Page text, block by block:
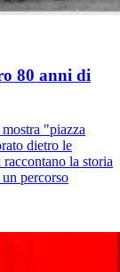
80 anni di
"piazza
dietro le
la storia
percorso